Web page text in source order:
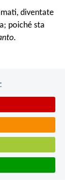
diventate
poiché sta
.